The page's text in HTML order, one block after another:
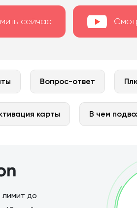
сейчас
Вопрос-ответ
карты В чем
лимит до